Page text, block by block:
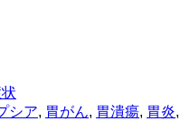
シア, 胃がん, 胃潰瘍, 胃炎,